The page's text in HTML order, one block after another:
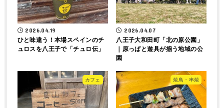
2026.04.19
ひと味違う！本場スペインのチ
ュロスを八王子で「チュロ伝」
2026.04.07
八王子大和田町「北の原公園」
｜原っぱと遊具が揃う地域の公
園
カフェ 焼鳥・串焼